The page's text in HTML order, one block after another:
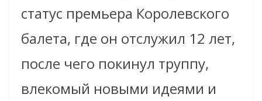
статус премьера Королевского
балета, где он отслужил 12 лет,
после чего покинул труппу,
влекомый новыми идеями и